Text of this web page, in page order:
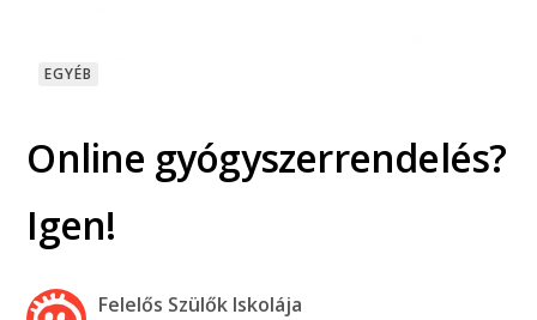
EGYÉB
Online gyógyszerrendelés?
Igen!
Felelős Szülők Iskolája